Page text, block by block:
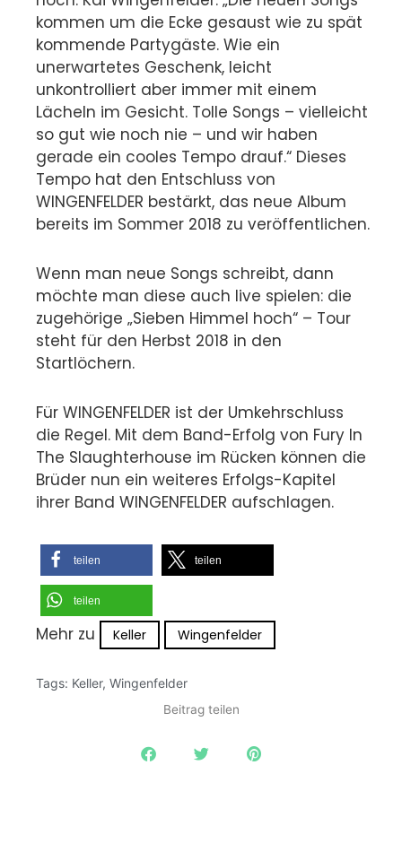
kommen um die Ecke gesaust wie zu spät
kommende Partygäste. Wie ein
unerwartetes Geschenk, leicht
unkontrolliert aber immer mit einem
Lächeln im Gesicht. Tolle Songs – vielleicht
so gut wie noch nie – und wir haben
gerade ein cooles Tempo drauf.“ Dieses
Tempo hat den Entschluss von
WINGENFELDER bestärkt, das neue Album
bereits im Sommer 2018 zu veröffentlichen.
Wenn man neue Songs schreibt, dann
möchte man diese auch live spielen: die
zugehörige „Sieben Himmel hoch“ – Tour
steht für den Herbst 2018 in den
Startlöchern.
Für WINGENFELDER ist der Umkehrschluss
die Regel. Mit dem Band-Erfolg von Fury In
The Slaughterhouse im Rücken können die
Brüder nun ein weiteres Erfolgs-Kapitel
ihrer Band WINGENFELDER aufschlagen.
teilen teilen
teilen
Mehr zu Keller Wingenfelder
Tags: Keller, Wingenfelder
Beitrag teilen